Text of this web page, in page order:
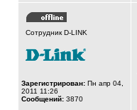
Сотрудник D-LINK
Зарегистрирован: Пн апр 04,
2011 11:26
Сообщений: 3870